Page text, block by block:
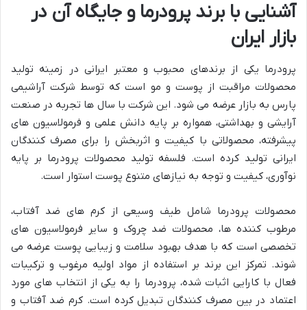
آشنایی با برند پرودرما و جایگاه آن در
بازار ایران
پرودرما یکی از برندهای محبوب و معتبر ایرانی در زمینه تولید
محصولات مراقبت از پوست و مو است که توسط شرکت آراشیمی
پارس به بازار عرضه می شود. این شرکت با سال ها تجربه در صنعت
آرایشی و بهداشتی، همواره بر پایه دانش علمی و فرمولاسیون های
پیشرفته، محصولاتی با کیفیت و اثربخش را برای مصرف کنندگان
ایرانی تولید کرده است. فلسفه تولید محصولات پرودرما بر پایه
نوآوری، کیفیت و توجه به نیازهای متنوع پوست استوار است.
محصولات پرودرما شامل طیف وسیعی از کرم های ضد آفتاب،
مرطوب کننده ها، محصولات ضد چروک و سایر فرمولاسیون های
تخصصی است که با هدف بهبود سلامت و زیبایی پوست عرضه می
شوند. تمرکز این برند بر استفاده از مواد اولیه مرغوب و ترکیبات
فعال با کارایی اثبات شده، پرودرما را به یکی از انتخاب های مورد
اعتماد در بین مصرف کنندگان تبدیل کرده است. کرم ضد آفتاب و